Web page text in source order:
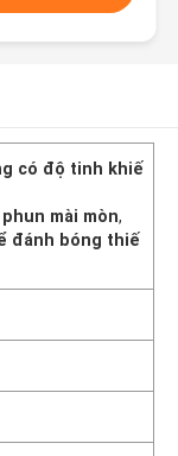
có độ tinh khiế
mài mòn,
đánh bóng thiế